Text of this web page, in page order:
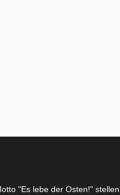
"Es lebe der Osten!"